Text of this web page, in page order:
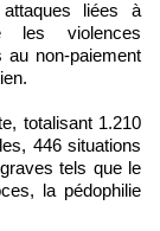
liées à
les violences
non-paiement
totalisant 1.210
446 situations
tels que le
la pédophilie